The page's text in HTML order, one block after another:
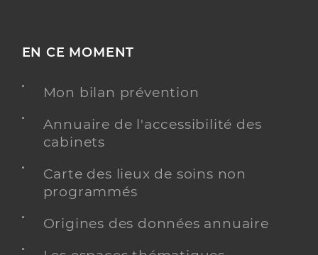
EN CE MOMENT
Mon bilan prévention
Annuaire de l'accessibilité des
cabinets
Carte des lieux de soins non
programmés
Origines des données annuaire